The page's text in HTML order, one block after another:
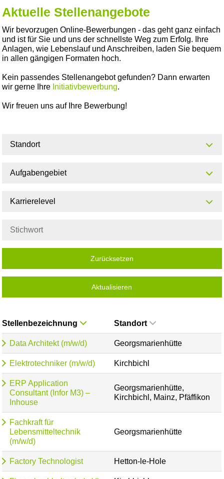
Aktuelle Stellenangebote
Wir bevorzugen Online-Bewerbungen - das geht ganz einfach
und ist für Sie und uns der schnellste Weg zum Erfolg. Ihre
Anlagen, wie Lebenslauf und Anschreiben, laden Sie bequem
in allen gängigen Formaten hoch.
Kein passendes Stellenangebot gefunden? Dann erwarten
wir gerne Ihre Initiativbewerbung.
Wir freuen uns auf Ihre Bewerbung!
Standort
Aufgabengebiet
Karrierelevel
Zurücksetzen
Aktualisieren
Stellenbezeichnung Standort
Data Architekt (m/w/d) Georgsmarienhütte
Elektrotechniker (m/w/d) Kirchbichl
ERP Application
Consultant (Infor M3) –
Inhouse
Georgsmarienhütte,
Kirchbichl, Mainz, Pfäffikon
Fachkraft für
Lebensmitteltechnik
(m/w/d)
Georgsmarienhütte
Factory Technologist Hetton-le-Hole